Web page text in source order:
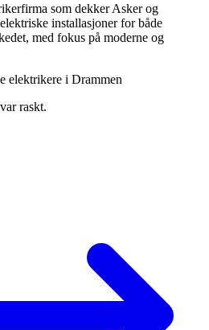
som dekker Asker og
installasjoner for både
med fokus på moderne og
elektrikere i Drammen
raskt.